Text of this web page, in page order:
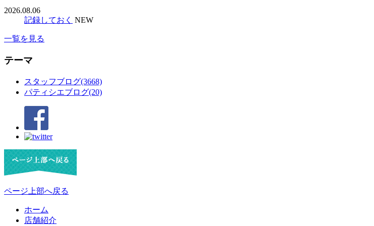
2026.08.06
記録しておく NEW
一覧を見る
テーマ
スタッフブログ(3668)
パティシエブログ(20)
ページ上部へ戻る
ホーム
店舗紹介